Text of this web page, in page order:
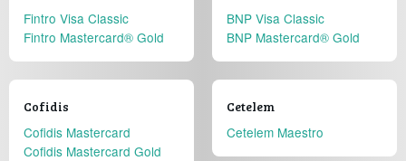
Fintro Visa Classic
Fintro Mastercard® Gold
BNP Visa Classic
BNP Mastercard® Gold
Cofidis
Cofidis Mastercard
Cofidis Mastercard Gold
Cetelem
Cetelem Maestro